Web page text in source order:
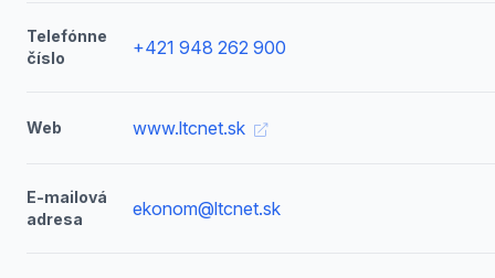
Telefónne
číslo
+421 948 262 900
Web www.ltcnet.sk
E-mailová
adresa
ekonom@ltcnet.sk